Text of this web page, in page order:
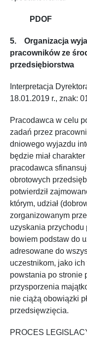
PDOF
5. Organizacja
pracowników ze
przedsiębiorstwa
Interpretacja
18.01.2019 r., znak:
Pracodawca w celu
zadań przez
dniowego wyjazdu
będzie miał
pracodawca
obrotowych
potwierdził
którym, udział
zorganizowanym
uzyskania przychodu
bowiem podstaw do
adresowane do
uczestnikom, jako
powstania po stronie
przysporzenia
nie ciążą obowiązki
przedsięwzięcia.
PROCES